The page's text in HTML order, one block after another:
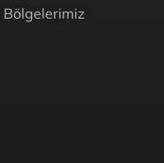
Bölgelerimiz